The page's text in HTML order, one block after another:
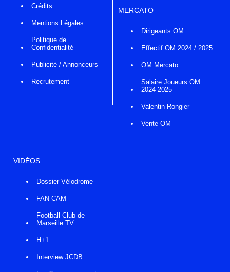
Crédits
Mentions Légales
Politique de
Confidentialité
Publicité / Annonceurs
Recrutement
MERCATO
Dirigeants OM
Effectif OM 2024 / 2025
OM Mercato
Salaire Joueurs OM
2024 2025
Valentin Rongier
Vente OM
VIDÉOS
Dossier Vélodrome
FAN CAM
Football Club de
Marseille TV
H+1
Interview JCDB